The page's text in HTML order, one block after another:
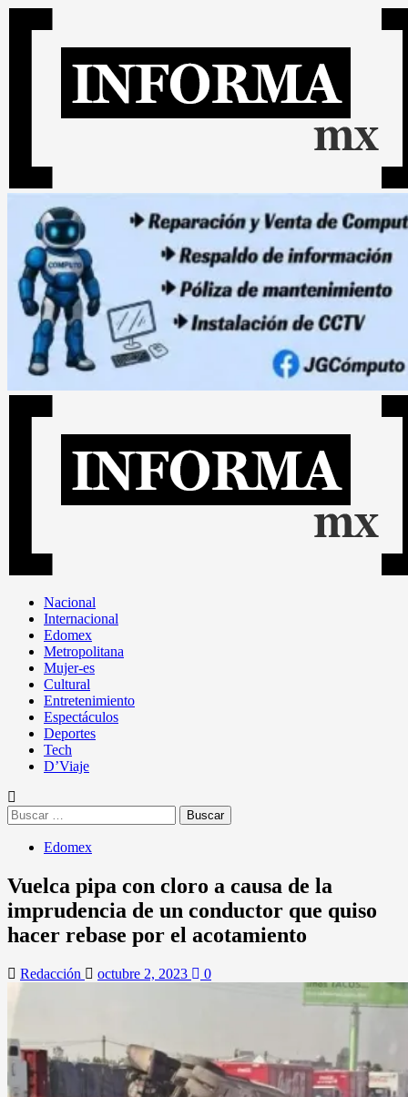
Nacional
Internacional
Edomex
Metropolitana
Mujer-es
Cultural
Entretenimiento
Espectáculos
Deportes
Tech
D’Viaje
Edomex
Vuelca pipa con cloro a causa de la
imprudencia de un conductor que quiso
hacer rebase por el acotamiento
Redacción octubre 2, 2023 0